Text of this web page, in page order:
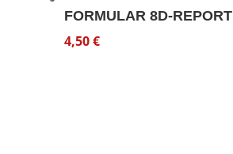
FORMULAR 8D-REPORT
4,50€